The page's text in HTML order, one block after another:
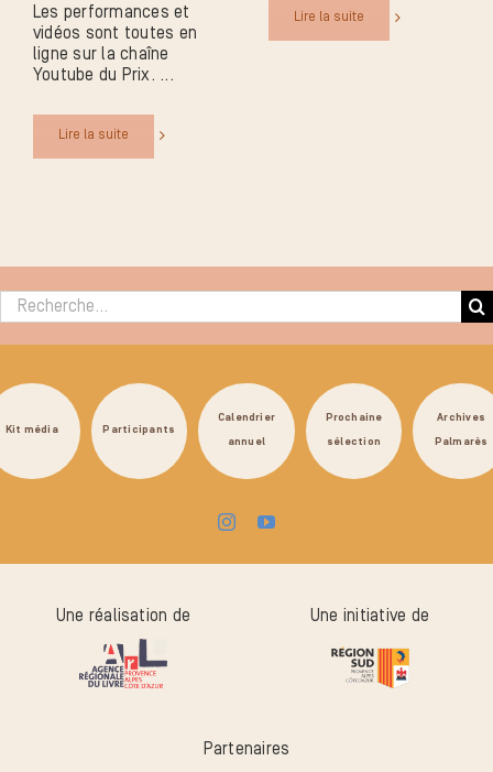
Les performances et
vidéos sont toutes en
ligne sur la chaîne
Youtube du Prix.
Lire la suite
Lire la suite
Rechercher :
Kit média Participants
Calendrier
annuel
Prochaine
sélection
Archives
Palmarès
Une réalisation de Une initiative de
Partenaires